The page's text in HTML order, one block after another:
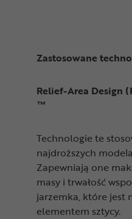
Zastosowane
Relief-Area Design
™
Technologie te
najdroższych
Zapewniają one
masy i trwałość
jarzemka, które jest
elementem sztycy.